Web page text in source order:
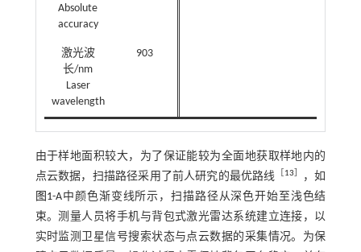
Absolute
accuracy
激光波
长/nm
Laser
wavelength
903
由于样地面积较大，为了保证能较为全面地获取样地内的
点云数据，扫描路径采用了前人研究的最优路线
13
，如
图1-A中颜色渐变线所示，扫描路径从深色开始至浅色结
束。测量人员将手机与背包式激光雷达系统建立连接，以
实时监测卫星信号搜索状态与点云数据的采集情况。为保